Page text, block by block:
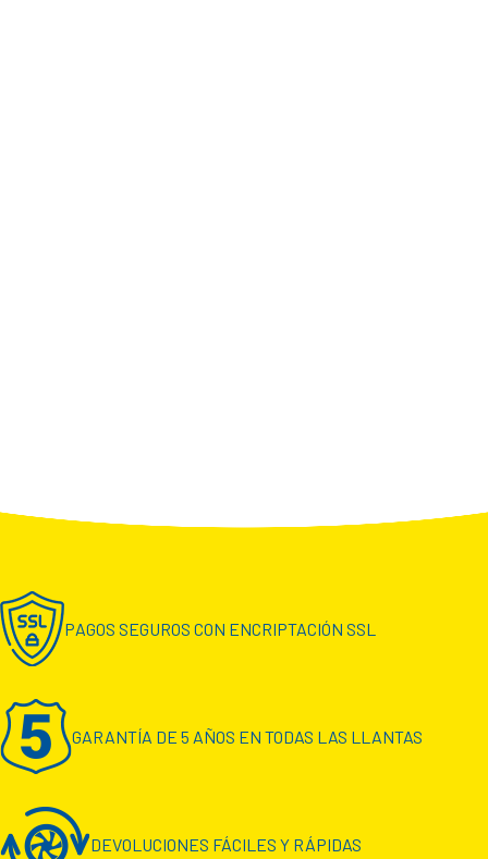
PAGOS SEGUROS CON ENCRIPTACIÓN SSL
GARANTÍA DE 5 AÑOS EN TODAS LAS LLANTAS
DEVOLUCIONES FÁCILES Y RÁPIDAS